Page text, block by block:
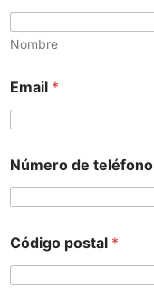
Nombre
Email *
Número de teléfono
Código postal *